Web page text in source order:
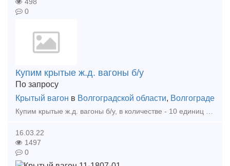
498
0
Купим крытые ж.д. вагоны б/у
По запросу
Крытый вагон в Волгоградской области, Волгограде
Купим крытые ж.д. вагоны б/у, в количестве - 10 единиц Технические требования к вагонам: Дата постройки: от 1998г и выше. модели вагонов: 11-066-04, 11-066-05, 11-066-08, 11-066-09
16.03.22
1497
0